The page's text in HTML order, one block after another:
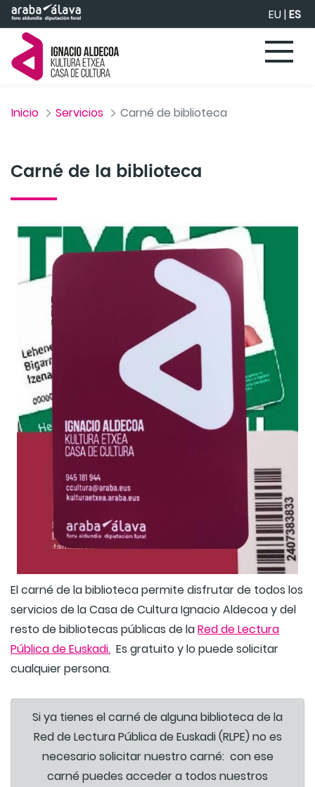
Saltar al contenido principal EU|ES
Inicio Servicios Carné de biblioteca
Carné de la biblioteca
El carné de la biblioteca permite disfrutar de todos los
servicios de la Casa de Cultura Ignacio Aldecoa y del
resto de bibliotecas públicas de laRed de Lectura
Pública de Euskadi. Es gratuito y lo puede solicitar
cualquier persona.
Si ya tienes el carné de alguna biblioteca de la
Red de Lectura Pública de Euskadi (RLPE) no es
necesario solicitar nuestro carné: con ese
carné puedes acceder a todos nuestros